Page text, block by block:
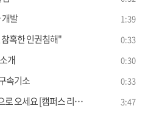
발 1:39
혹한 인권침해" 0:33
개 0:30
속기소 0:33
세요 [캠퍼스 리포트] 3:47